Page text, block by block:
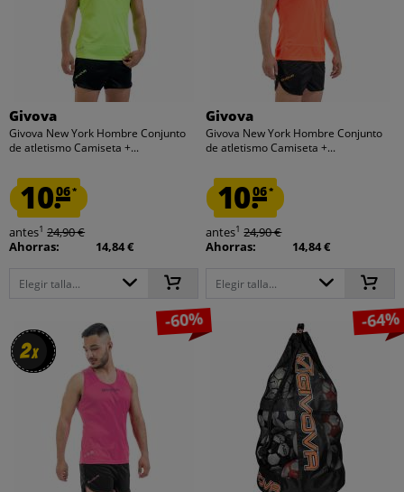
Givova
Givova New York Hombre Conjunto
de atletismo Camiseta +...
10.06*
antes1 24,90 €
Ahorras:
14,84 €
Elegir talla...
Givova
Givova New York Hombre Conjunto
de atletismo Camiseta +...
10.06*
antes1 24,90 €
Ahorras:
14,84 €
Elegir talla...
2x
2x
-60% -64%